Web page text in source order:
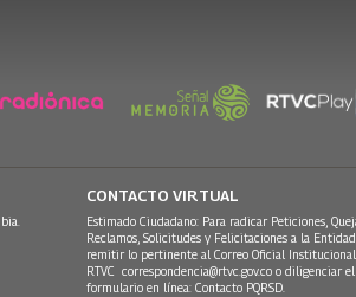
CONTACTO VIRTUAL
Estimado Ciudadano: Para radicar Peticiones,
Reclamos, Solicitudes y Felicitaciones a la
remitir lo pertinente al Correo Oficial
RTVC correspondencia@rtvc.gov.co o diligenciar el
formulario en línea: Contacto PQRSD.